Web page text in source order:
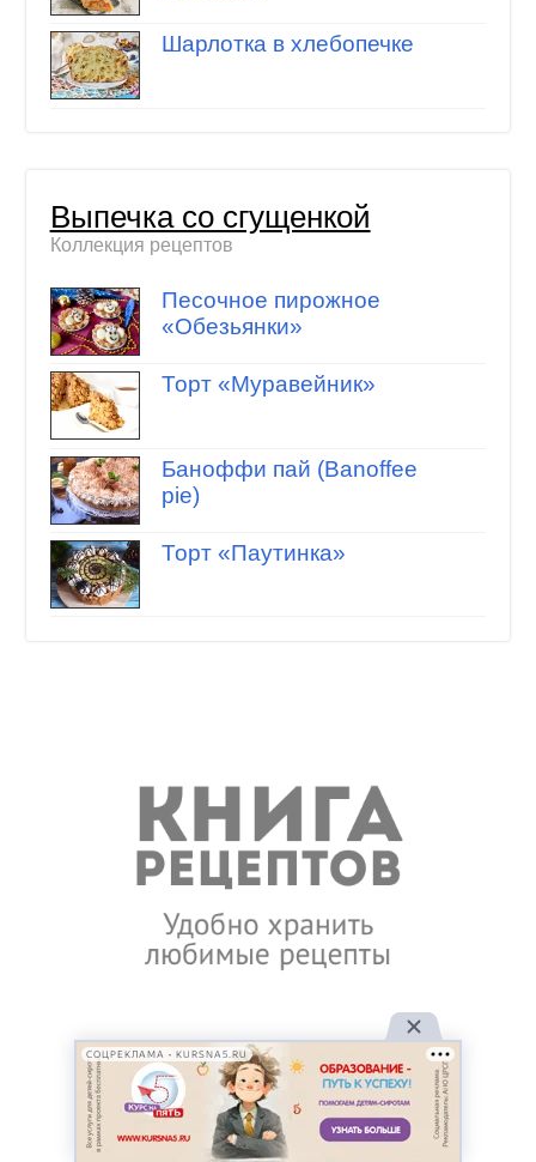
Шарлотка в хлебопечке
Выпечка со сгущенкой
Коллекция рецептов
Песочное пирожное
«Обезьянки»
Торт «Муравейник»
Баноффи пай (Banoffee
pie)
Торт «Паутинка»
СОЦРЕКЛАМА • KURSNA5.RU